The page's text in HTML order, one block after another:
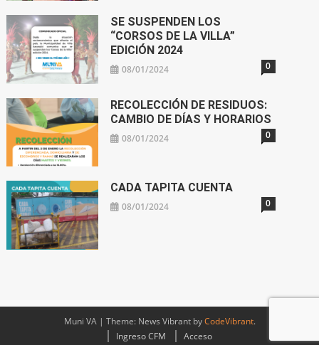
SE SUSPENDEN LOS
“CORSOS DE LA VILLA”
EDICIÓN 2024
08/01/2024 0
RECOLECCIÓN DE RESIDUOS:
CAMBIO DE DÍAS Y HORARIOS
08/01/2024 0
CADA TAPITA CUENTA
08/01/2024 0
Muni VA | Theme: News Vibrant byCodeVibrant.
Ingreso CFM
Acceso